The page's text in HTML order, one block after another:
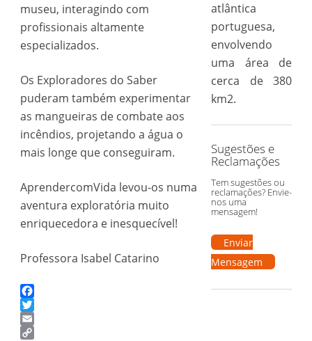
museu, interagindo com
profissionais altamente
especializados.
Os Exploradores do Saber
puderam também experimentar
as mangueiras de combate aos
incêndios, projetando a água o
mais longe que conseguiram.
AprendercomVida levou-os numa
aventura exploratória muito
enriquecedora e inesquecível!
Professora Isabel Catarino
Facebook
Twitter
Email
atlântica
portuguesa,
envolvendo
uma área de
cerca de 380
km2.
Sugestões e
Reclamações
Tem sugestões ou
reclamações? Envie-
nos uma
mensagem!
Enviar
Mensagem